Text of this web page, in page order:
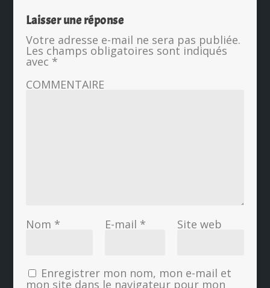
Laisser une réponse
Votre adresse e-mail ne sera pas publiée.
Les champs obligatoires sont indiqués
avec *
COMMENTAIRE
Nom * E-mail * Site web
Enregistrer mon nom, mon e-mail et
mon site dans le navigateur pour mon